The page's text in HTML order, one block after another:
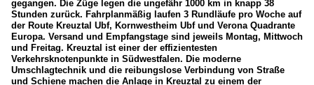
gegangen. Die Züge legen die ungefähr 1000 km in knapp 38
Stunden zurück. Fahrplanmäßig laufen 3 Rundläufe pro Woche auf
der Route Kreuztal Ubf, Kornwestheim Ubf und Verona Quadrante
Europa. Versand und Empfangstage sind jeweils Montag, Mittwoch
und Freitag. Kreuztal ist einer der effizientesten
Verkehrsknotenpunkte in Südwestfalen. Die moderne
Umschlagtechnik und die reibungslose Verbindung von Straße
und Schiene machen die Anlage in Kreuztal zu einem der